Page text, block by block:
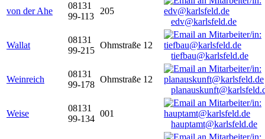
von der Ahe
08131
99-113
205
edv@karlsfeld.de
Wallat
08131
99-215
Ohmstraße 12
tiefbau@karlsfeld.de
Weinreich
08131
99-178
Ohmstraße 12
Weise
08131
99-134
001
hauptamt@karlsfeld.de